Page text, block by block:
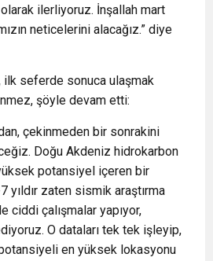
ilerliyoruz. İnşallah mart
neticelerini alacağız.” diye
ilk seferde sonuca ulaşmak
şöyle devam etti:
çekinmeden bir sonrakini
Doğu Akdeniz hidrokarbon
potansiyel içeren bir
yıldır zaten sismik araştırma
ciddi çalışmalar yapıyor,
O dataları tek tek işleyip,
en yüksek lokasyonu